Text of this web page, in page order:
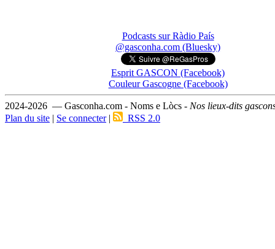
Podcasts sur Ràdio País
@gasconha.com (Bluesky)
Esprit GASCON (Facebook)
Couleur Gascogne (Facebook)
2024-2026 — Gasconha.com - Noms e Lòcs - Nos lieux-dits
Plan du site | Se connecter| RSS 2.0